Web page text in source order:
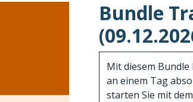
Bundle
Mit diesem
an einem Tag
starten Sie mit